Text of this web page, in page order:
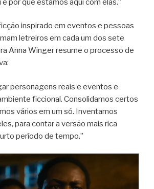
por que estamos aqui com elas.”
inspirado em eventos e pessoas
letreiros em cada um dos sete
Anna Winger resume o processo de
personagens reais e eventos e
ficcional. Consolidamos certos
vários em um só. Inventamos
para contar a versão mais rica
período de tempo.”